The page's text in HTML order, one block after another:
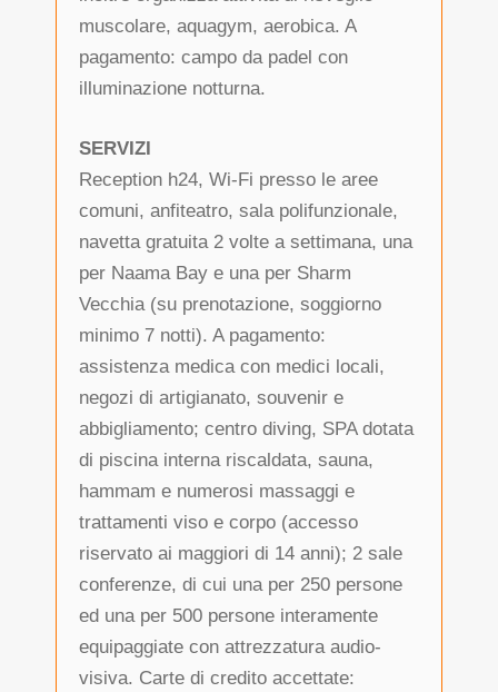
muscolare, aquagym, aerobica. A
pagamento: campo da padel con
illuminazione notturna.
SERVIZI
Reception h24, Wi-Fi presso le aree
comuni, anfiteatro, sala polifunzionale,
navetta gratuita 2 volte a settimana, una
per Naama Bay e una per Sharm
Vecchia (su prenotazione, soggiorno
minimo 7 notti). A pagamento:
assistenza medica con medici locali,
negozi di artigianato, souvenir e
abbigliamento; centro diving, SPA dotata
di piscina interna riscaldata, sauna,
hammam e numerosi massaggi e
trattamenti viso e corpo (accesso
riservato ai maggiori di 14 anni); 2 sale
conferenze, di cui una per 250 persone
ed una per 500 persone interamente
equipaggiate con attrezzatura audio-
visiva. Carte di credito accettate: